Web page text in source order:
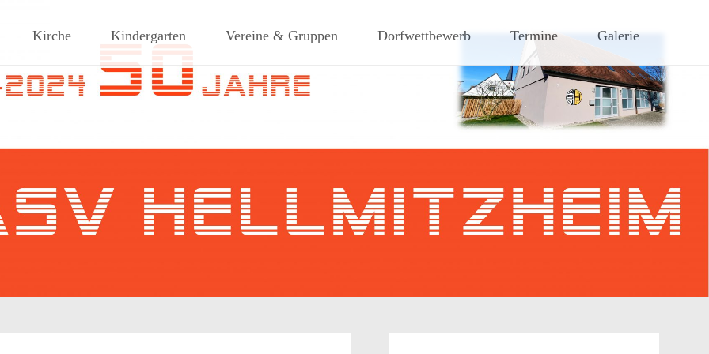
Dorf am Rande des südlichen Steigerwaldes
Kirche Kindergarten Vereine & Gruppen Dorfwettbewerb Termine Galerie